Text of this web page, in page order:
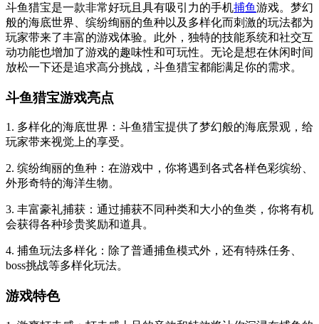
斗鱼猎宝是一款非常好玩且具有吸引力的手机捕鱼游戏。梦幻
般的海底世界、缤纷绚丽的鱼种以及多样化而刺激的玩法都为
玩家带来了丰富的游戏体验。此外，独特的技能系统和社交互
动功能也增加了游戏的趣味性和可玩性。无论是想在休闲时间
放松一下还是追求高分挑战，斗鱼猎宝都能满足你的需求。
斗鱼猎宝游戏亮点
1. 多样化的海底世界：斗鱼猎宝提供了梦幻般的海底景观，给
玩家带来视觉上的享受。
2. 缤纷绚丽的鱼种：在游戏中，你将遇到各式各样色彩缤纷、
外形奇特的海洋生物。
3. 丰富豪礼捕获：通过捕获不同种类和大小的鱼类，你将有机
会获得各种珍贵奖励和道具。
4. 捕鱼玩法多样化：除了普通捕鱼模式外，还有特殊任务、
boss挑战等多样化玩法。
游戏特色